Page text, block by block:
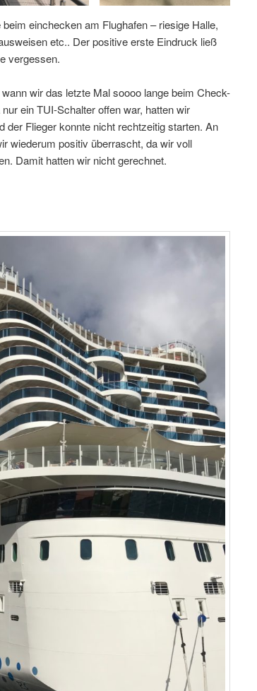
einchecken am Flughafen – riesige Halle,
etc.. Der positive erste Eindruck ließ
vergessen.
wir das letzte Mal soooo lange beim Check-
ein TUI-Schalter offen war, hatten wir
der Flieger konnte nicht rechtzeitig starten. An
wiederum positiv überrascht, da wir voll
Damit hatten wir nicht gerechnet.